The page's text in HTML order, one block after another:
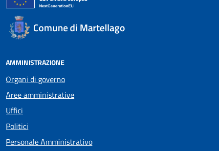
Comune di Martellago
AMMINISTRAZIONE
Organi di governo
Aree amministrative
Uffici
Politici
Personale Amministrativo